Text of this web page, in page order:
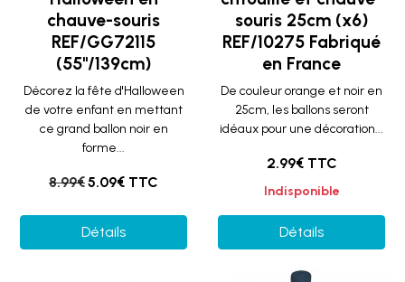
chauve-souris
REF/GG72115
(55"/139cm)
Décorez la fête d'Halloween
de votre enfant en mettant
ce grand ballon noir en
forme...
8.99€5.09€ TTC
Détails
souris 25cm (x6)
REF/10275 Fabriqué
en France
De couleur orange et noir en
25cm, les ballons seront
idéaux pour une décoration...
2.99€ TTC
Indisponible
Détails